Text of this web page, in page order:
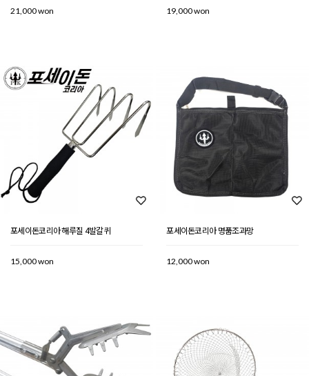
21,000 won 19,000 won
포세이돈코리아 해루질 4발갈퀴
15,000 won
포세이돈코리아 명품조과망
12,000 won